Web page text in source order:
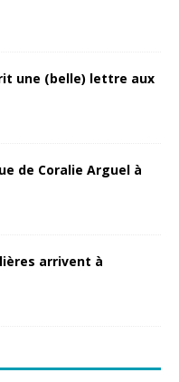
une (belle) lettre aux
de Coralie Arguel à
arrivent à